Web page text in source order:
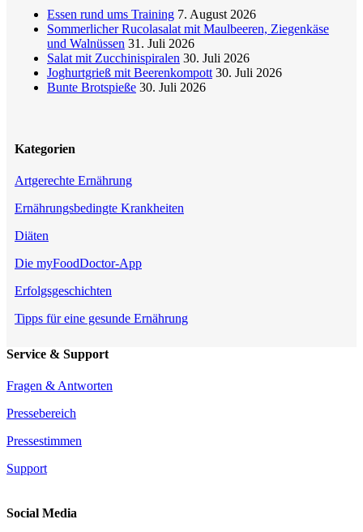
Essen rund ums Training 7. August 2026
Sommerlicher Rucolasalat mit Maulbeeren, Ziegenkäse
und Walnüssen 31. Juli 2026
Salat mit Zucchinispiralen 30. Juli 2026
Joghurtgrieß mit Beerenkompott 30. Juli 2026
Bunte Brotspieße 30. Juli 2026
Kategorien
Artgerechte Ernährung
Ernährungsbedingte Krankheiten
Diäten
Die myFoodDoctor-App
Erfolgsgeschichten
Tipps für eine gesunde Ernährung
Service & Support
Fragen & Antworten
Pressebereich
Pressestimmen
Support
Social Media